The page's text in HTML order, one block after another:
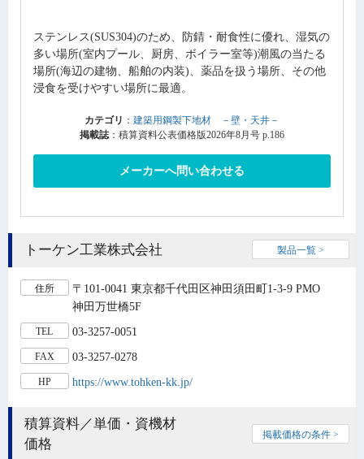
ステンレス(SUS304)のため、防錆・耐食性に優れ、湿気の
多い場所(室内プール、厨房、ボイラー室等)潮風の当たる
場所(海辺の建物、船舶の内装)、薬品を扱う場所、その他
浸食を受けやすい場所に最適。
カテゴリ ： 建築用鋼製下地材 －壁・天井－
掲載誌 ：積算資料公表価格版2026年8月号 p.186
メーカーへ問い合わせる
トーケン工業株式会社 製品一覧 >
住所
〒101-0041 東京都千代田区神田須田町1-3-9 PMO
神田万世橋5F
TEL 03-3257-0051
FAX 03-3257-0278
HP https://www.tohken-kk.jp/
積算資料／単価・資機材
価格
掲載価格の条件 >